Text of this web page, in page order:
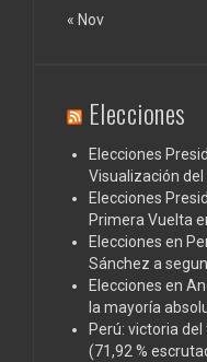
« Nov
Elecciones
Elecciones
Visualización
Elecciones
Primera Vuelta
Elecciones en
Sánchez a
Elecciones en
la mayoría
Perú: victoria
(71,92 %